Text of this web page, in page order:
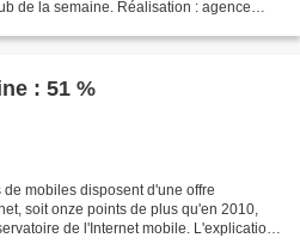
de la semaine. Réalisation : agence
: 51 %
mobiles disposent d'une offre
soit onze points de plus qu'en 2010,
de l'Internet mobile. L'explication